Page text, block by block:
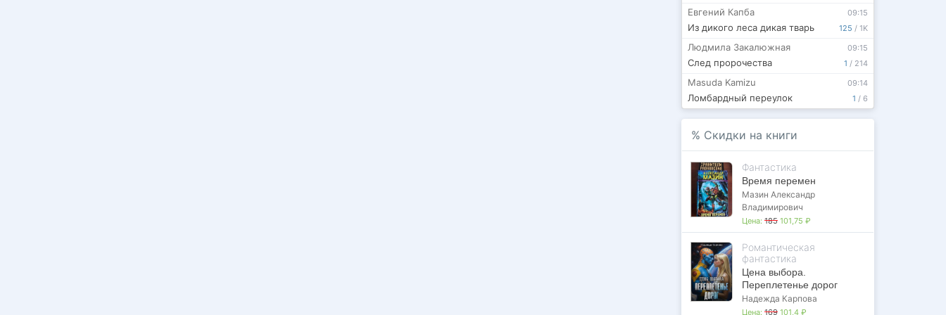
125 / 1K
09:15
Евгений Капба
Из дикого леса дикая тварь
1 / 214
09:15
Людмила Закалюжная
След пророчества
1 / 6
09:14
Masuda Kamizu
Ломбардный переулок
% Скидки на книги
Фантастика
Время перемен
Мазин Александр
Владимирович
Цена: 185 101,75 ₽
Романтическая
фантастика
Цена выбора.
Переплетенье дорог
Надежда Карпова
Цена: 169 101,4 ₽